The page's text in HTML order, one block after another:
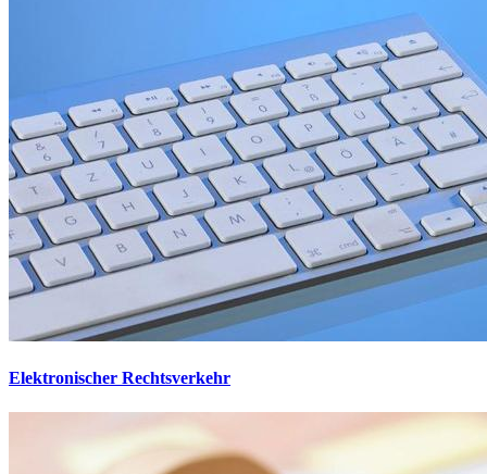
Elektronischer Rechtsverkehr